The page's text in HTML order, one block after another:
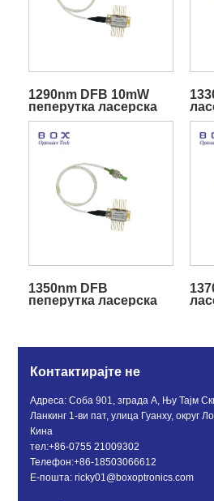
1290nm DFB 10mW
пеперутка ласерска
диода
1350nm DFB
пеперутка ласерска
Контактирајте не
Адреса: Соба 901, зграда А, Њу Тајм
Ланкинг 1-ви пат, улица Гуанху, округ
Кина
тел:+86-0755 21009302
Телефон:+86-18503066612
Е-пошта:ricky01@boxoptronics.com